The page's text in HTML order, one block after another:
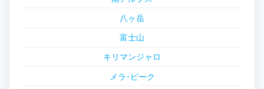
八ヶ岳
富士山
キリマンジャロ
メラ･ピーク